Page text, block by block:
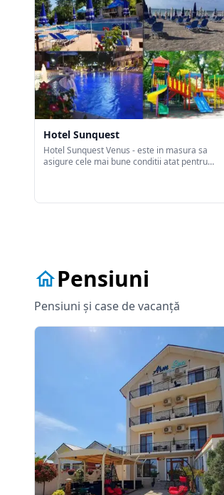
Hotel Sunquest
Hotel Sunquest Venus - este in masura sa
asigure cele mai bune conditii atat pentru
institutional.
Pensiuni
Pensiuni și case de vacanță